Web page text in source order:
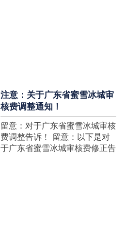
注意：关于广东省蜜雪冰城审
核费调整通知！
留意：对于广东省蜜雪冰城审核
费调整告诉！ 留意：以下是对
于广东省蜜雪冰城审核费修正告